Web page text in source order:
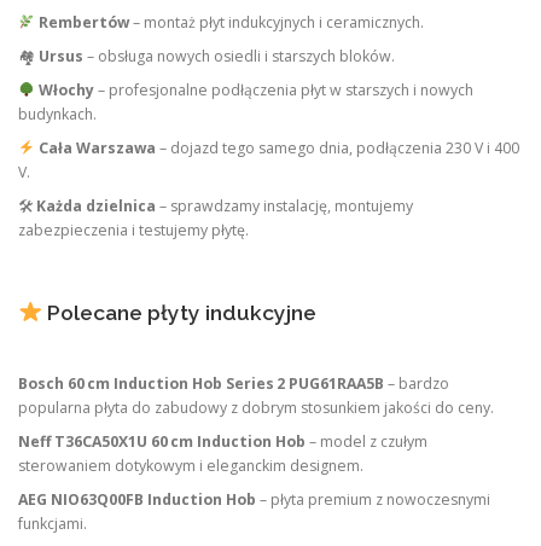
Rembertów– montaż płyt indukcyjnych i ceramicznych.
🏘 Ursus – obsługa nowych osiedli i starszych bloków.
Włochy– profesjonalne podłączenia płyt w starszych i nowych
budynkach.
Cała Warszawa – dojazd tego samego dnia, podłączenia 230 V i 400
V.
🛠 Każda dzielnica – sprawdzamy instalację, montujemy
zabezpieczenia i testujemy płytę.
Polecane płyty indukcyjne
Bosch 60 cm Induction Hob Series 2 PUG61RAA5B – bardzo
popularna płyta do zabudowy z dobrym stosunkiem jakości do ceny.
Neff T36CA50X1U 60 cm Induction Hob – model z czułym
sterowaniem dotykowym i eleganckim designem.
AEG NIO63Q00FB Induction Hob – płyta premium z nowoczesnymi
funkcjami.